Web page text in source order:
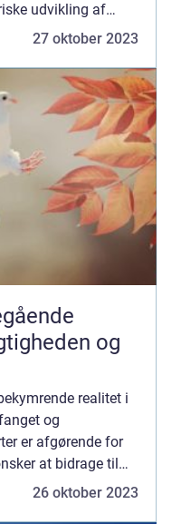
udvikling af
har ændret sig
27 oktober 2023
og
realitet i
og
er afgørende for
at bidrage til
artikel vil
26 oktober 2023